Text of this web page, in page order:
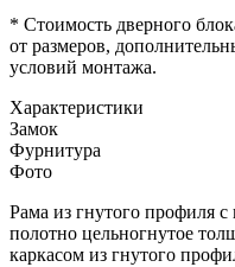
* Стоимость дверного
от размеров,
условий монтажа.
Характеристики
Замок
Фурнитура
Фото
Рама из гнутого профиля
полотно цельногнутое
каркасом из гнутого